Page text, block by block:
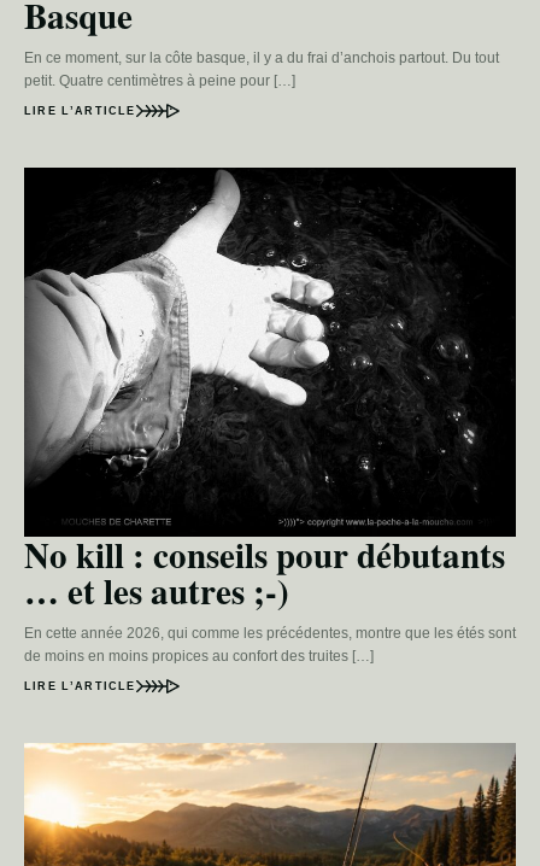
Basque
En ce moment, sur la côte basque, il y a du frai d’anchois partout. Du tout
petit. Quatre centimètres à peine pour […]
LIRE L’ARTICLE
No kill : conseils pour débutants
… et les autres ;-)
En cette année 2026, qui comme les précédentes, montre que les étés sont
de moins en moins propices au confort des truites […]
LIRE L’ARTICLE